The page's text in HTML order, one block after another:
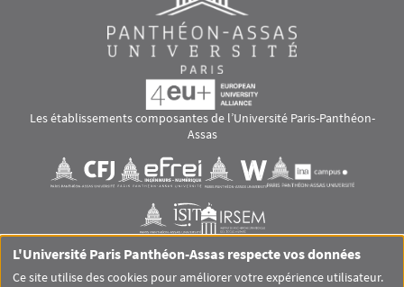
Les établissements composantes de l’Université Paris-Panthéon-
Assas
Visuel svgVisuel svg Visuel svgVisuel svg
Visuel svgVisuel svg
RS footer
L'Université Paris Panthéon-Assas respecte vos données
Ce site utilise des cookies pour améliorer votre expérience utilisateur.